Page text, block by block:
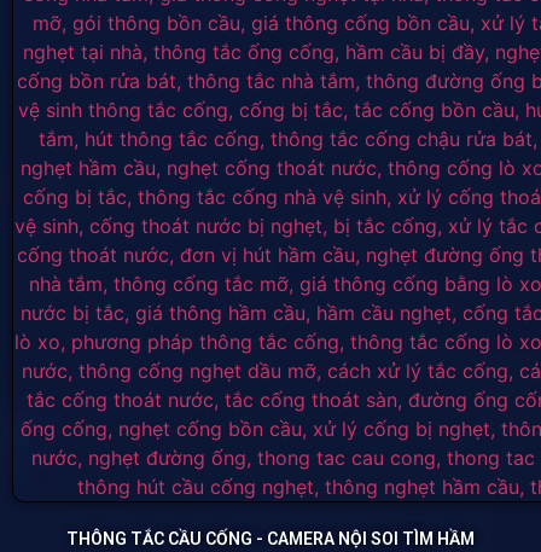
THÔNG TẮC CẦU CỐNG - CAMERA NỘI SOI TÌM HẦM